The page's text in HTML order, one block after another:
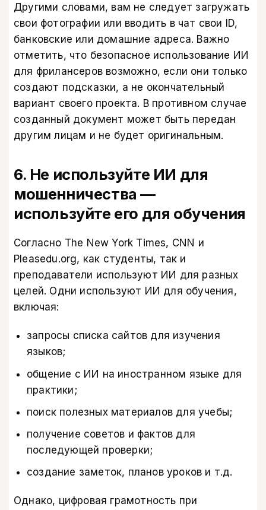
Другими словами, вам не следует загружать
свои фотографии или вводить в чат свои ID,
банковские или домашние адреса. Важно
отметить, что безопасное использование ИИ
для фрилансеров возможно, если они только
создают подсказки, а не окончательный
вариант своего проекта. В противном случае
созданный документ может быть передан
другим лицам и не будет оригинальным.
6. Не используйте ИИ для
мошенничества —
используйте его для обучения
Согласно The New York Times, CNN и
Pleasedu.org, как студенты, так и
преподаватели используют ИИ для разных
целей. Одни используют ИИ для обучения,
включая:
запросы списка сайтов для изучения
языков;
общение с ИИ на иностранном языке для
практики;
поиск полезных материалов для учебы;
получение советов и фактов для
последующей проверки;
создание заметок, планов уроков и т.д.
Однако, цифровая грамотность при